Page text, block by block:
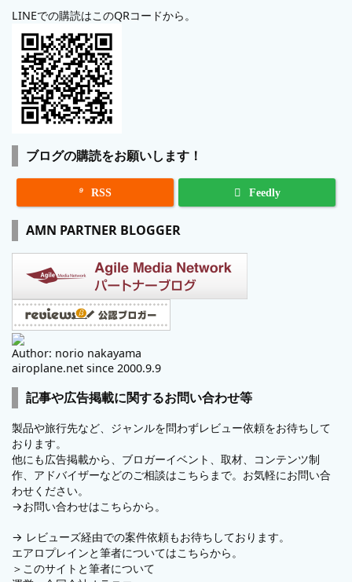
LINEでの購読はこのQRコードから。
ブログの購読をお願いします！
 RSS Feedly
AMN PARTNER BLOGGER
Author: norio nakayama
airoplane.net since 2000.9.9
記事や広告掲載に関するお問い合わせ等
製品や旅行先など、ジャンルを問わずレビュー依頼をお待ちして
おります。
他にも広告掲載から、ブロガーイベント、取材、コンテンツ制
作、アドバイザーなどのご相談はこちらまで。お気軽にお問い合
わせください。
→お問い合わせはこちらから。
→ レビューズ経由での案件依頼もお待ちしております。
エアロプレインと筆者についてはこちらから。
＞ このサイトと筆者について